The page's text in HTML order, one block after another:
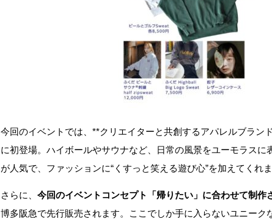
今回のイベントでは、**クリエイターと共創するアパレルブラン
に初登場。ハイボールやサウナなど、日常の風景をユーモラスに
が人気で、ファッションに“くすっと笑える遊び心”を加えてくれま
さらに、 今回のイベントコンセプト「帰りたい」に合わせて制作
博多阪急で先行販売されます。ここでしか手に入らないユニーク